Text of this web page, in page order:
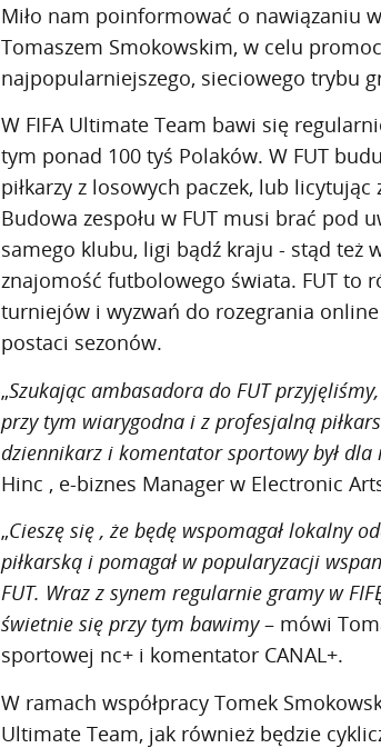
Miło nam poinformować o nawiązaniu
Tomaszem Smokowskim, w celu
najpopularniejszego, sieciowego trybu
W FIFA Ultimate Team bawi się
tym ponad 100 tyś Polaków. W FUT
piłkarzy z losowych paczek, lub
Budowa zespołu w FUT musi brać pod
samego klubu, ligi bądź kraju - stąd też
znajomość futbolowego świata. FUT to
turniejów i wyzwań do rozegrania
postaci sezonów.
„Szukając ambasadora do FUT
przy tym wiarygodna i z profesjalną
dziennikarz i komentator sportowy był dla
Hinc , e-biznes Manager w Electronic
„Cieszę się , że będę wspomagał lokalny
piłkarską i pomagał w popularyzacji
FUT. Wraz z synem regularnie gramy w
świetnie się przy tym bawimy– mówi
sportowej nc+ i komentator CANAL+.
W ramach współpracy Tomek
Ultimate Team, jak również będzie